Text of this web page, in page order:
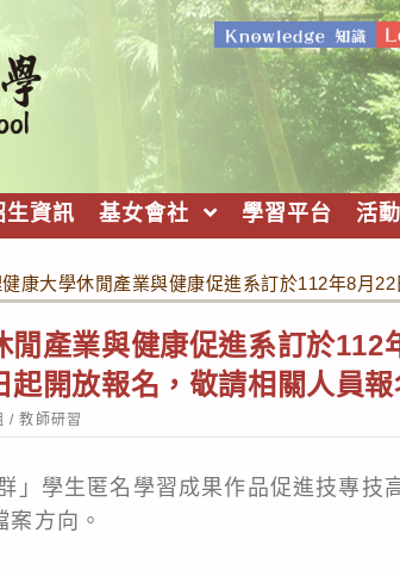
生資訊 基女會社 學習平台 活
康大學休閒產業與健康促進系訂於112年8月
閒產業與健康促進系訂於112
開放報名，敬請相關人員報
/ 教師研習
」學生匿名學習成果作品促進技專技
方向。